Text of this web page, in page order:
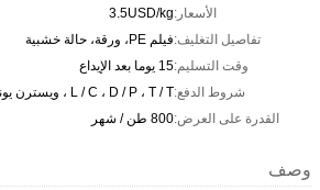
الأسعار:3.5USD/kg
تفاصيل التغليف:فيلم PE، ورقة، حالة خشبية
وقت التسليم:15 يوما بعد الإيداع
شروط الدفع:L / C ، D / P ، T / T ، ويسترن يونيون ، موني جرام
القدرة على العرض:800 طن / شهر
وصف